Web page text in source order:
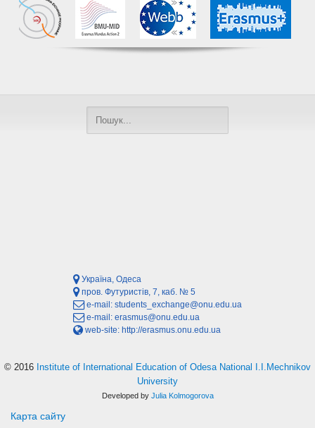
Україна, Одеса
пров. Футуристів, 7, каб. № 5
e-mail: students_exchange@onu.edu.ua
e-mail: erasmus@onu.edu.ua
web-site: http://erasmus.onu.edu.ua
© 2016 Institute of International Education of Odesa National I.I.Mechnikov
University
Developed by Julia Kolmogorova
Карта сайту